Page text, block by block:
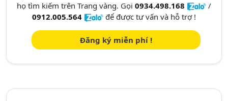
họ tìm kiếm trên Trang vàng. Gọi 0934.498.168
/
0912.005.564
để được tư vấn và hỗ trợ !
Đăng ký miễn phí !